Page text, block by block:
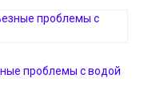
проблемы с водой